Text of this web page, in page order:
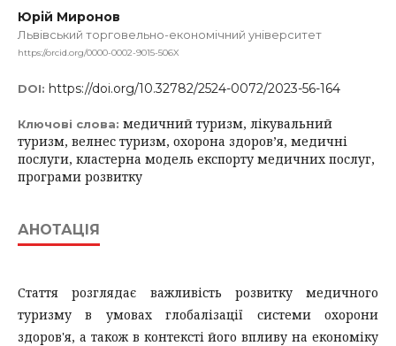
Юрій Миронов
Львівський торговельно-економічний університет
https://orcid.org/0000-0002-9015-506X
DOI: https://doi.org/10.32782/2524-0072/2023-56-164
Ключові слова: медичний туризм, лікувальний
туризм, велнес туризм, охорона здоров’я, медичні
послуги, кластерна модель експорту медичних послуг,
програми розвитку
АНОТАЦІЯ
Стаття розглядає важливість розвитку медичного
туризму в умовах глобалізації системи охорони
здоров'я, а також в контексті його впливу на економіку